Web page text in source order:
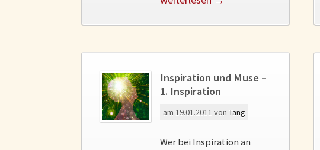
Inspiration und Muse –
1. Inspiration
am19.01.2011 vonTang
Wer bei Inspiration an